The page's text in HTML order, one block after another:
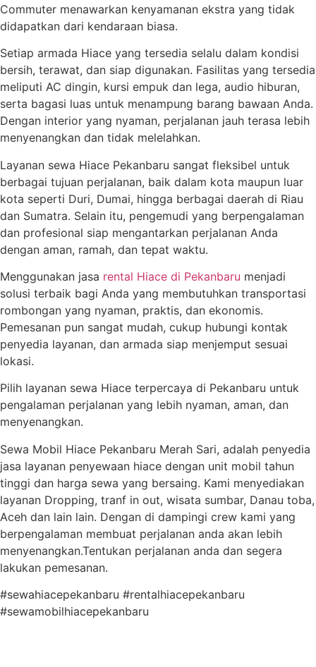
Commuter menawarkan kenyamanan ekstra yang tidak
didapatkan dari kendaraan biasa.
Setiap armada Hiace yang tersedia selalu dalam kondisi
bersih, terawat, dan siap digunakan. Fasilitas yang tersedia
meliputi AC dingin, kursi empuk dan lega, audio hiburan,
serta bagasi luas untuk menampung barang bawaan Anda.
Dengan interior yang nyaman, perjalanan jauh terasa lebih
menyenangkan dan tidak melelahkan.
Layanan sewa Hiace Pekanbaru sangat fleksibel untuk
berbagai tujuan perjalanan, baik dalam kota maupun luar
kota seperti Duri, Dumai, hingga berbagai daerah di Riau
dan Sumatra. Selain itu, pengemudi yang berpengalaman
dan profesional siap mengantarkan perjalanan Anda
dengan aman, ramah, dan tepat waktu.
Menggunakan jasa rental Hiace di Pekanbaru menjadi
solusi terbaik bagi Anda yang membutuhkan transportasi
rombongan yang nyaman, praktis, dan ekonomis.
Pemesanan pun sangat mudah, cukup hubungi kontak
penyedia layanan, dan armada siap menjemput sesuai
lokasi.
Pilih layanan sewa Hiace terpercaya di Pekanbaru untuk
pengalaman perjalanan yang lebih nyaman, aman, dan
menyenangkan.
Sewa Mobil Hiace Pekanbaru Merah Sari, adalah penyedia
jasa layanan penyewaan hiace dengan unit mobil tahun
tinggi dan harga sewa yang bersaing. Kami menyediakan
layanan Dropping, tranf in out, wisata sumbar, Danau toba,
Aceh dan lain lain. Dengan di dampingi crew kami yang
berpengalaman membuat perjalanan anda akan lebih
menyenangkan.Tentukan perjalanan anda dan segera
lakukan pemesanan.
#sewahiacepekanbaru #rentalhiacepekanbaru
#sewamobilhiacepekanbaru